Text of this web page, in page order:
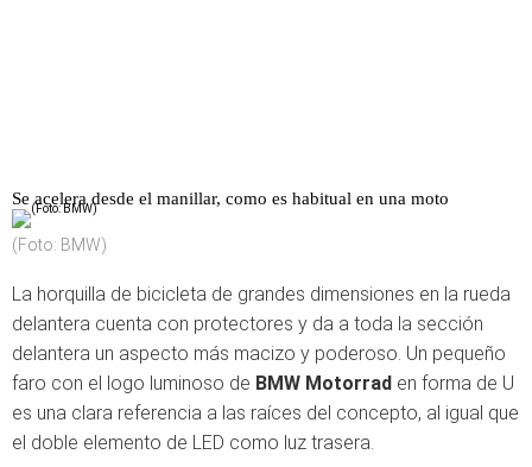
Se acelera desde el manillar, como es habitual en una moto
(Foto: BMW)
La horquilla de bicicleta de grandes dimensiones en la rueda
delantera cuenta con protectores y da a toda la sección
delantera un aspecto más macizo y poderoso. Un pequeño
faro con el logo luminoso de BMW Motorrad en forma de U
es una clara referencia a las raíces del concepto, al igual que
el doble elemento de LED como luz trasera.